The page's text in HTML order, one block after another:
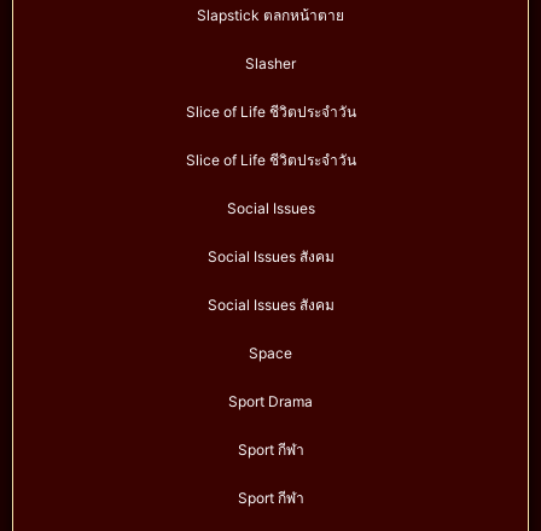
Slapstick ตลกหน้าตาย
Slasher
Slice of Life ชีวิตประจำวัน
Slice of Life ชีวิตประจำวัน
Social Issues
Social Issues สังคม
Social Issues สังคม
Space
Sport Drama
Sport กีฬา
Sport กีฬา